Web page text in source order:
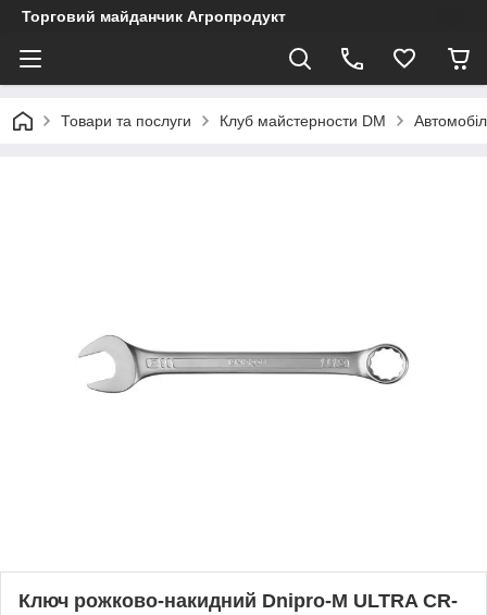
Торговий майданчик Агропродукт
Товари та послуги Клуб майстерности DM
Ключ рожково-накидний Dnipro-M ULTRA CR-